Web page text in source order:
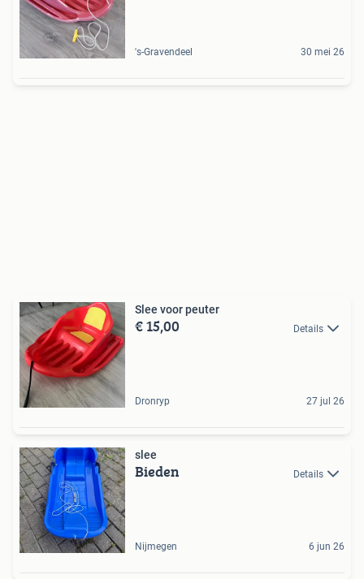
's-Gravendeel 30 mei 26
Slee voor peuter
€ 15,00 Details
Dronryp 27 jul 26
slee
Bieden Details
Nijmegen 6 jun 26